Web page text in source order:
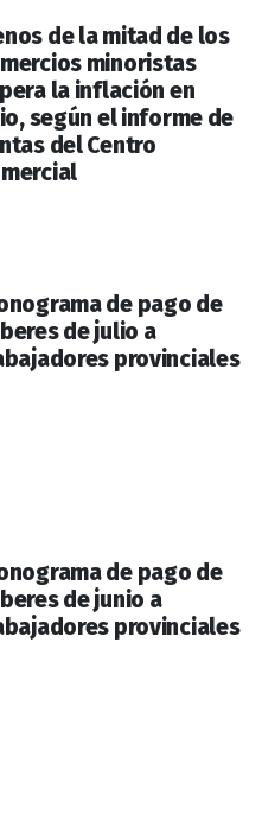
de la mitad de los
minoristas
la inflación en
según el informe de
del Centro
de pago de
de julio a
provinciales
de pago de
de junio a
provinciales